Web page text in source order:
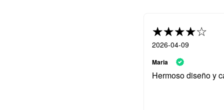
2026-04-09
Maria
Hermoso diseño y